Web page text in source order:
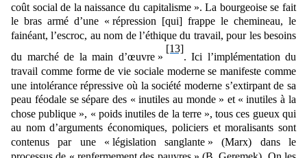
coût social de la naissance du capitalisme ». La bourgeoise se fait
le bras armé d’une « répression [qui] frappe le chemineau, le
fainéant, l’escroc, au nom de l’éthique du travail, pour les besoins
du marché de la main d’œuvre »
[13]
. Ici l’implémentation du
travail comme forme de vie sociale moderne se manifeste comme
une intolérance répressive où la société moderne s’extirpant de sa
peau féodale se sépare des « inutiles au monde » et « inutiles à la
chose publique », « poids inutiles de la terre », tous ces gueux qui
au nom d’arguments économiques, policiers etmoralisants sont
contenus par une « législation sanglante » (Marx) dans le